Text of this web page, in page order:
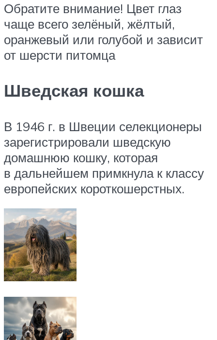
Обратите внимание! Цвет глаз
чаще всего зелёный, жёлтый,
оранжевый или голубой и зависит
от шерсти питомца
Шведская кошка
В 1946 г. в Швеции селекционеры
зарегистрировали шведскую
домашнюю кошку, которая
в дальнейшем примкнула к классу
европейских короткошерстных.